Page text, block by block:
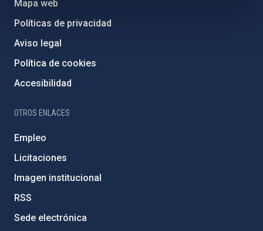
Mapa web
Políticas de privacidad
Aviso legal
Política de cookies
Accesibilidad
OTROS ENLACES
Empleo
Licitaciones
Imagen institucional
RSS
Sede electrónica